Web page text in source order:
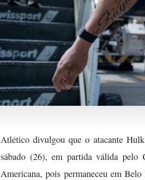
Atlético divulgou que o atacante
sábado (26), em partida válida pelo
Americana, pois permaneceu em